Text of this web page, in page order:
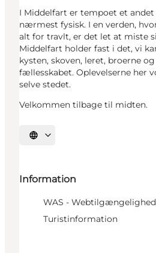
I Middelfart er tempoet et
nærmest fysisk. I en verden,
alt for travlt, er det let at miste
Middelfart holder fast i det, vi
kysten, skoven, leret, broerne og
fællesskabet. Oplevelserne her
selve stedet.
Velkommen tilbage til midten.
Vælg sprog
Information
WAS - Webtilgængelighed
Turistinformation